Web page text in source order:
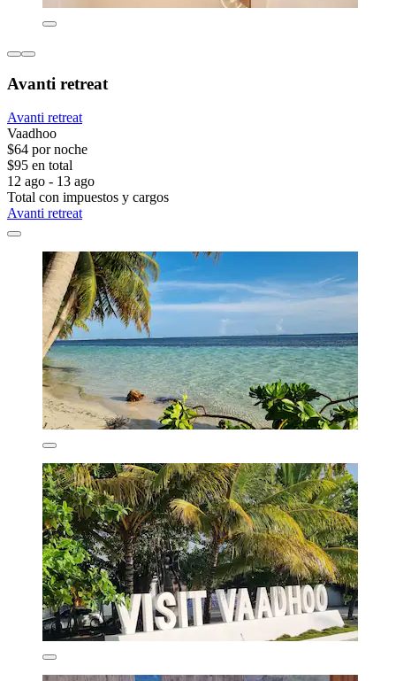
Avanti retreat
Avanti retreat
Vaadhoo
$64 por noche
$95 en total
12 ago - 13 ago
Total con impuestos y cargos
Avanti retreat